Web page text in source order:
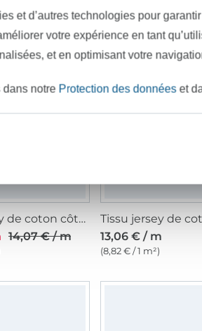
15,08 € / unité
(13,00 € / 1 m²)
Tissu jersey de coton côtelé Emma, bleu denim
14,07 € / m
13,06 € / m
(8,82 € / 1 m²)
et d’autres technologies pour garantir
votre expérience en tant
et en optimisant votre
dans notre Protection des donnéeset